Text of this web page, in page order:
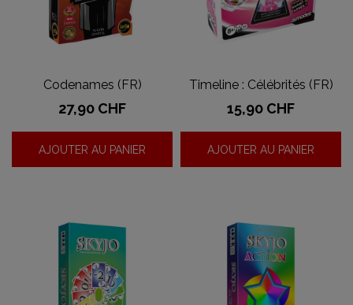
Codenames (FR)
Prix
27,90 CHF
AJOUTER AU PANIER
Timeline : Célébrités (FR)
Prix
15,90 CHF
AJOUTER AU PANIER